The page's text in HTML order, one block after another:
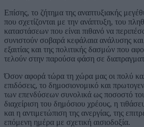
Επίσης, το ζήτημα της αναπτυξιακής
που σχετίζονται με την ανάπτυξη, του
καταστάσεων που είναι πιθανό να
συνιστούν σοβαρά κεφάλαια ανάλυσης
εξαιτίας και της πολιτικής δασμών που
τελούν στην παρούσα φάση σε
Όσον αφορά τώρα τη χώρα μας οι πολύ
επιδόσεις, το δημοσιονομικό και
των επενδύσεων συνολικά ως ποσοστό
διαχείριση του δημόσιου χρέους, η
και η αντιμετώπιση της ανεργίας, της
επόμενη ημέρα με σχετική αισιοδοξία.